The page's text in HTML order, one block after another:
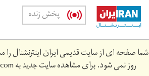
Skip
main
content
پخش زنده
شما صفحه ای از سایت قدیمی ایران اینترنشنال
روز نمی شود. برای مشاهده سایت جدید به